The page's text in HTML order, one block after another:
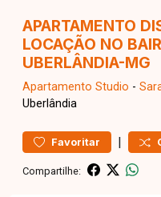
APARTAMENTO
LOCAÇÃO NO
UBERLÂNDIA-MG
Apartamento Studio -
Uberlândia
Favoritar |
Compartilhe: